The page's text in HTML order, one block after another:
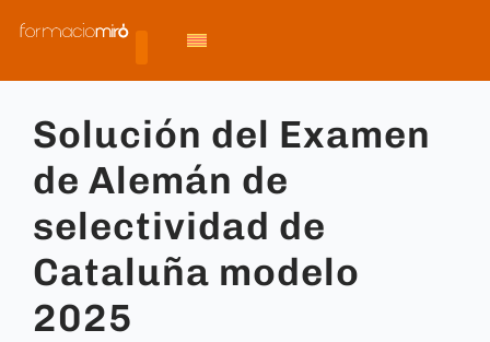
Solución del Examen
de Alemán de
selectividad de
Cataluña modelo
2025